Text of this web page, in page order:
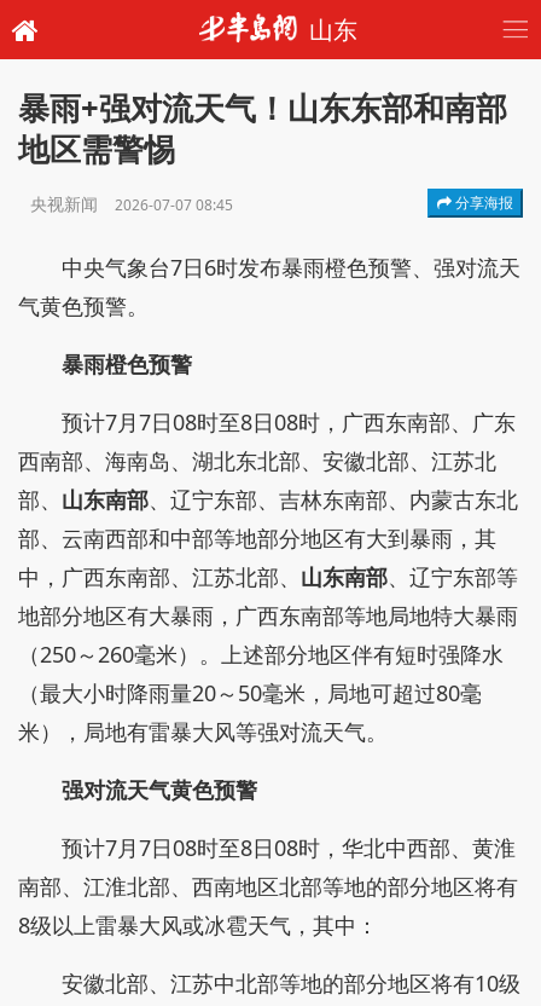
山东
暴雨+强对流天气！山东东部和南部
地区需警惕
央视新闻 2026-07-07 08:45 分享海报
中央气象台7日6时发布暴雨橙色预警、强对流天
气黄色预警。
暴雨橙色预警
预计7月7日08时至8日08时，广西东南部、广东
西南部、海南岛、湖北东北部、安徽北部、江苏北
部、 山东南部、辽宁东部、吉林东南部、内蒙古东北
部、云南西部和中部等地部分地区有大到暴雨，其
中，广西东南部、江苏北部、 山东南部、辽宁东部等
地部分地区有大暴雨，广西东南部等地局地特大暴雨
（250～260毫米）。上述部分地区伴有短时强降水
（最大小时降雨量20～50毫米，局地可超过80毫
米），局地有雷暴大风等强对流天气。
强对流天气黄色预警
预计7月7日08时至8日08时，华北中西部、黄淮
南部、江淮北部、西南地区北部等地的部分地区将有
8级以上雷暴大风或冰雹天气，其中：
安徽北部、江苏中北部等地的部分地区将有10级